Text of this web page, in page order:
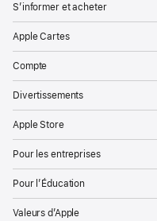
S’informer et acheter
Apple Cartes
Compte
Divertissements
Apple Store
Pour les entreprises
Pour l’Éducation
Valeurs d’Apple